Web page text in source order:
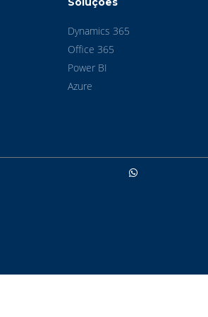
Dynamics 365
Office 365
Power BI
Azure